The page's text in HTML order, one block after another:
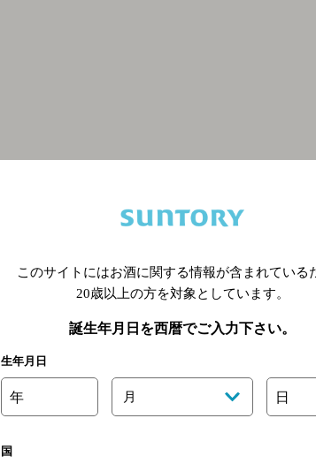
関連ページ
このサイトにはお酒に関する情報が含まれている
20歳以上の方を対象としています。
誕生年月日を西暦でご入力下さい。
生年月日
年 月 日
国